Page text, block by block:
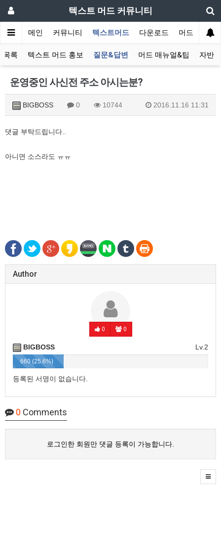
텍스트 머드 커뮤니티
메인 커뮤니티 텍스트머드 다운로드 머드 잡담
목록 텍스트 머드 홍보 질문&답변 머드 매뉴얼&팁 자반
운영중인 사신전 주소 아시는분?
BIGBOSS 0 10744 2016.11.16 11:31
댓글 부탁드립니다..
아니면 소스라도 ㅠㅠ
Author
0 0
Lv.2
BIGBOSS
660 (25.6%)
등록된 서명이 없습니다.
0 Comments
로그인한 회원만 댓글 등록이 가능합니다.